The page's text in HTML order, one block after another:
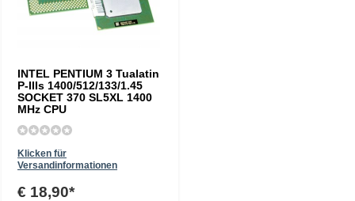
INTEL PENTIUM 3 Tualatin
P-IIIs 1400/512/133/1.45
SOCKET 370 SL5XL 1400
MHz CPU
Klicken für
Versandinformationen
€ 18,90*